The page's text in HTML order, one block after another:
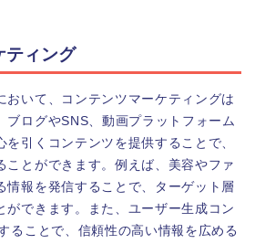
ティング
おいて、コンテンツマーケティングは
ブログやSNS、動画プラットフォーム
を引くコンテンツを提供することで、
ことができます。例えば、美容やファ
情報を発信することで、ターゲット層
ができます。また、ユーザー生成コン
ることで、信頼性の高い情報を広める